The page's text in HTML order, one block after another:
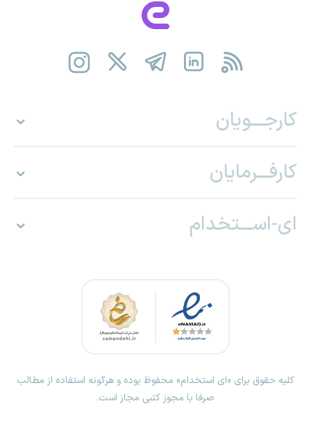
کارجـــویان
کارفـــرمایان
ای-اســـتخدام
کلیه حقوق برای «ای استخدام» محفوظ بوده و هرگونه استفاده از مطالب
صرفا با مجوز کتبی مجاز است.